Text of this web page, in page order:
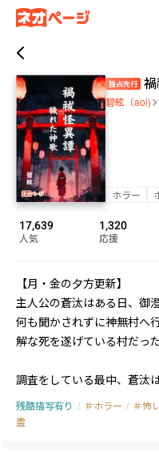
独占先行
碧絃（aoi)
ホラー
17,639
人気
1,320
応援
【月・金の夕方更新】
主人公の蒼汰はある日、御
何も聞かされずに神無村へ
解な死を遂げている村だった
調査をしている最中、蒼汰
出会い、すぐに仲良くなる
いる時にしか現れない。不
残酷描写有り / ＃ホラー / ＃怖
霊